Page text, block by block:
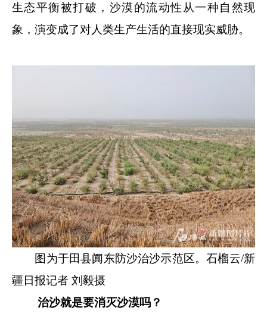
生态平衡被打破，沙漠的流动性从一种自然现
象，演变成了对人类生产生活的直接现实威胁。
图为于田县阗东防沙治沙示范区。石榴云/新
疆日报记者 刘毅摄
治沙就是要消灭沙漠吗？